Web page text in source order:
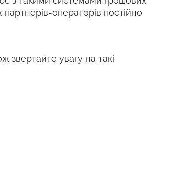
операторів постійно
звертайте увагу на такі